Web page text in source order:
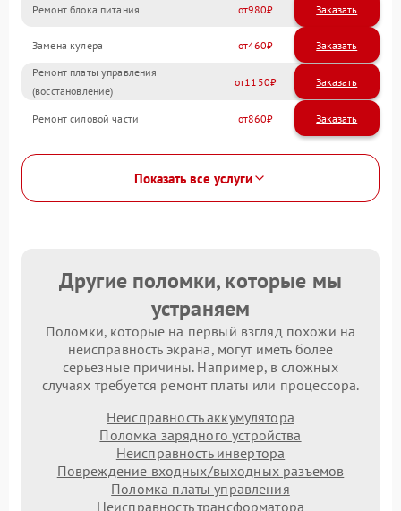
Ремонт блока питания 980
Замена кулера 460
Ремонт платы управления
(восстановление)
1150
Ремонт силовой части 860
Показать все услуги
Другие поломки, которые мы
устраняем
Поломки, которые на первый взгляд похожи на
неисправность экрана, могут иметь более
серьезные причины. Например, в сложных
случаях требуется ремонт платы или процессора.
Неисправность аккумулятора
Поломка зарядного устройства
Неисправность инвертора
Повреждение входных/выходных разъемов
Поломка платы управления
Неисправность трансформатора